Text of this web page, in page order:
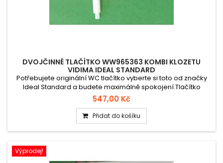
DVOJČINNÉ TLAČÍTKO WW965363 KOMBI KLOZETU
VIDIMA IDEAL STANDARD
Potřebujete originální WC tlačítko vyberte si toto od značky
Ideal Standard a budete maximálně spokojení.Tlačítko
výpustného ventilu kombi klozetu Ideal Standard Vidima
WW965363 slouží jako ovládací prvek splachovacího
systému. Jedná se o pochromované tlačítko vhodné pro
vybrané kombi klozety s výpustným ventilem Vidima.
547,00 Kč
Přidat do košíku
Výprodej!